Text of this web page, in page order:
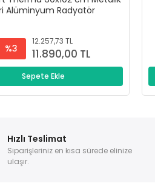
Alüminyum Radyatör
%3
12.257,73 TL
11.890,00 TL
Sepete Ekle
Hızlı Teslimat
Siparişleriniz en kısa sürede elinize
ulaşır.